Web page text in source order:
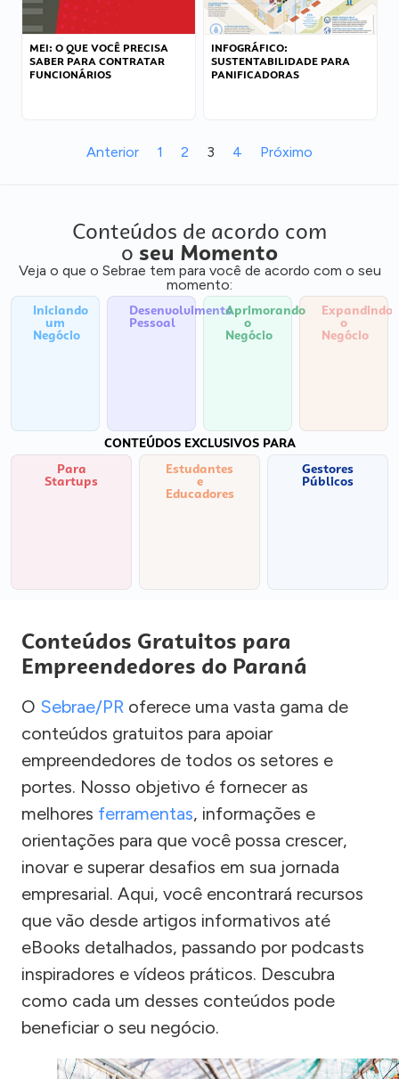
MEI: O QUE VOCÊ PRECISA
SABER PARA CONTRATAR
FUNCIONÁRIOS
INFOGRÁFICO:
SUSTENTABILIDADE PARA
PANIFICADORAS
Anterior 1 2 3 4 Próximo
Conteúdos de acordo com
o seu Momento
Veja o que o Sebrae tem para você de acordo com o seu
momento:
Iniciando
um
Negócio
Desenvolvimento
Pessoal
Aprimorando
o
Negócio
Expandindo
o
Negócio
CONTEÚDOS EXCLUSIVOS PARA
Para
Startups
Estudantes
e
Educadores
Gestores
Públicos
Conteúdos Gratuitos para
Empreendedores do Paraná
O Sebrae/PR oferece uma vasta gama de
conteúdos gratuitos para apoiar
empreendedores de todos os setores e
portes. Nosso objetivo é fornecer as
melhores ferramentas, informações e
orientações para que você possa crescer,
inovar e superar desafios em sua jornada
empresarial. Aqui, você encontrará recursos
que vão desde artigos informativos até
eBooks detalhados, passando por podcasts
inspiradores e vídeos práticos. Descubra
como cada um desses conteúdos pode
beneficiar o seu negócio.